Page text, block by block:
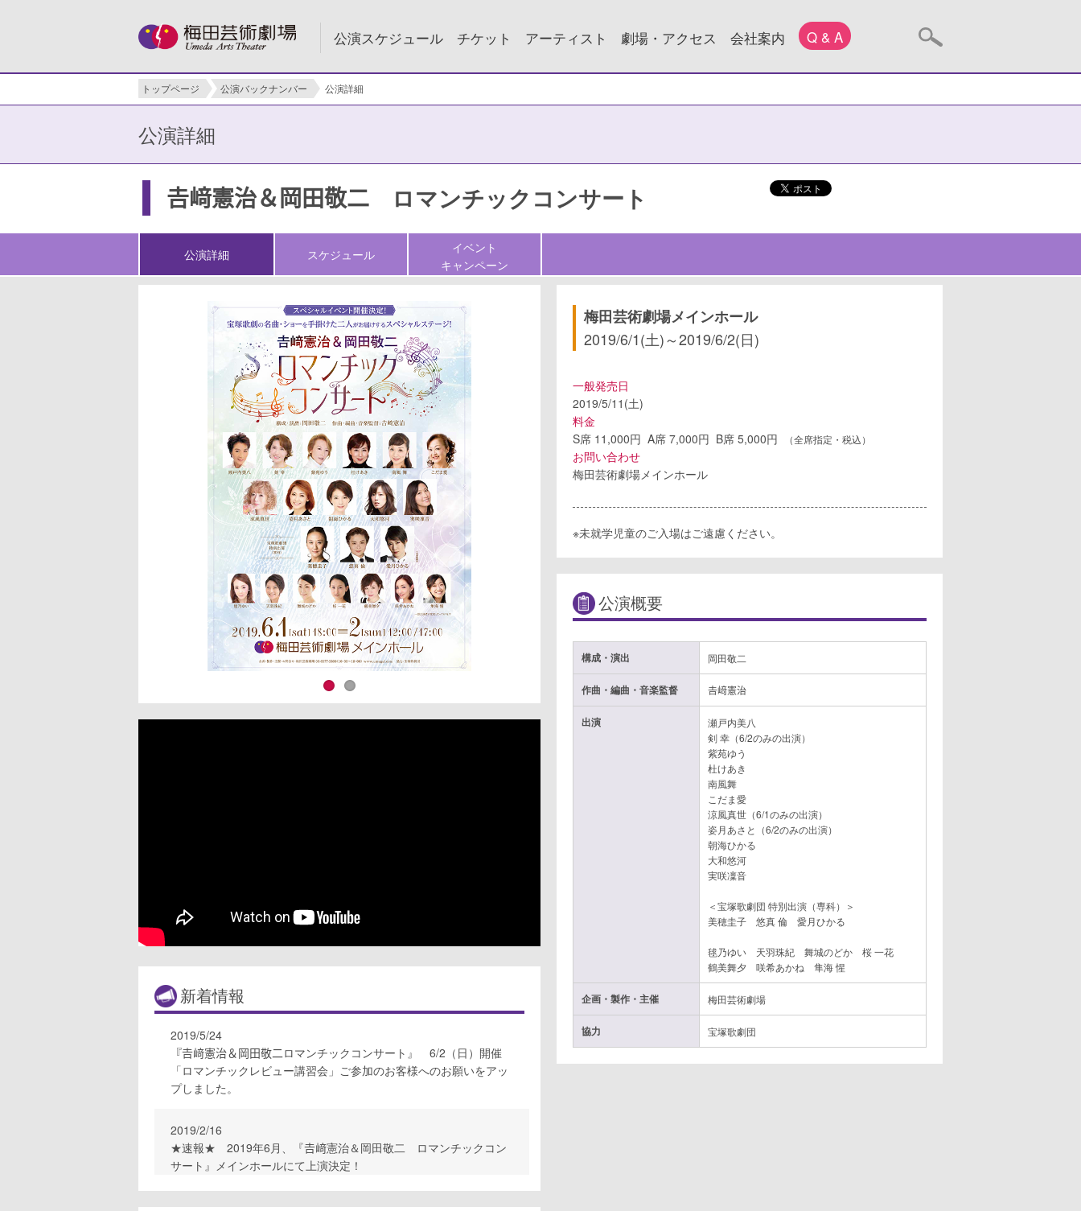
公演スケジュール チケット アーティスト 劇場・アクセス 会社案内 Q & A
トップページ 公演バックナンバー 公演詳細
公演詳細
𠮷﨑憲治＆岡田敬二 ロマンチックコンサート
公演詳細 スケジュール
イベント
キャンペーン
新着情報
2019/5/24
『𠮷﨑憲治＆岡田敬二ロマンチックコンサート』 6/2（日）開催
「ロマンチックレビュー講習会」ご参加のお客様へのお願いをアッ
プしました。
2019/2/16
★速報★ 2019年6月、『𠮷﨑憲治＆岡田敬二 ロマンチックコン
サート』メインホールにて上演決定！
梅田芸術劇場メインホール
2019/6/1(土)～2019/6/2(日)
一般発売日
2019/5/11(土)
料金
S席 11,000円 A席 7,000円 B席 5,000円
（全席指定・税込）
お問い合わせ
梅田芸術劇場メインホール
※未就学児童のご入場はご遠慮ください。
公演概要
構成・演出 岡田敬二
作曲・編曲・音楽監督 𠮷﨑憲治
出演
瀬戸内美八
剣 幸（6/2のみの出演）
紫苑ゆう
杜けあき
南風舞
こだま愛
涼風真世（6/1のみの出演）
姿月あさと（6/2のみの出演）
朝海ひかる
大和悠河
実咲凜音
＜宝塚歌劇団 特別出演（専科）＞
美穂圭子 悠真 倫 愛月ひかる
毬乃ゆい 天羽珠紀 舞城のどか 桜 一花
鶴美舞夕 咲希あかね 隼海 惺
企画・製作・主催 梅田芸術劇場
協力 宝塚歌劇団